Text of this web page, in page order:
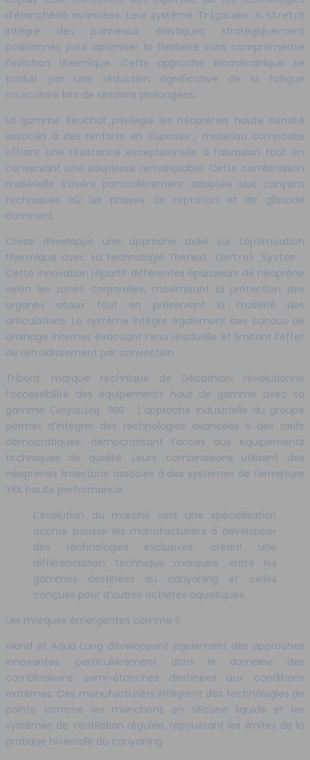
d’étanchéité avancées. Leur système Trigocamo X-Stretch
intègre des panneaux élastiques stratégiquement
positionnés pour optimiser la flexibilité sans compromettre
l’isolation thermique. Cette approche biomécanique se
traduit par une réduction significative de la fatigue
musculaire lors de sessions prolongées.
La gamme Beuchat privilégie les néoprènes haute densité
associés à des renforts en Supratex , matériau composite
offrant une résistance exceptionnelle à l’abrasion tout en
conservant une souplesse remarquable. Cette combinaison
matérielle s’avère particulièrement adaptée aux canyons
techniques où les phases de reptation et de glissade
dominent.
Cressi développe une approche axée sur l’optimisation
thermique avec sa technologie Thermal Control System .
Cette innovation répartit différentes épaisseurs de néoprène
selon les zones corporelles, maximisant la protection des
organes vitaux tout en préservant la mobilité des
articulations. Le système intègre également des canaux de
drainage internes évacuant l’eau résiduelle et limitant l’effet
de refroidissement par convection.
Tribord, marque technique de Décathlon, révolutionne
l’accessibilité des équipements haut de gamme avec sa
gamme Canyoning 900 . L’approche industrielle du groupe
permet d’intégrer des technologies avancées à des tarifs
démocratiques, démocratisant l’accès aux équipements
techniques de qualité. Leurs combinaisons utilisent des
néoprènes limestone associés à des systèmes de fermeture
YKK haute performance.
L’évolution du marché vers une spécialisation
accrue pousse les manufacturiers à développer
des technologies exclusives, créant une
différenciation technique marquée entre les
gammes destinées au canyoning et celles
conçues pour d’autres activités aquatiques.
Les marques émergentes comme S
eland et Aqua Lung développent également des approches
innovantes, particulièrement dans le domaine des
combinaisons semi-étanches destinées aux conditions
extrêmes. Ces manufacturiers intègrent des technologies de
pointe comme les manchons en silicone liquide et les
systèmes de ventilation régulée, repoussant les limites de la
pratique hivernale du canyoning.